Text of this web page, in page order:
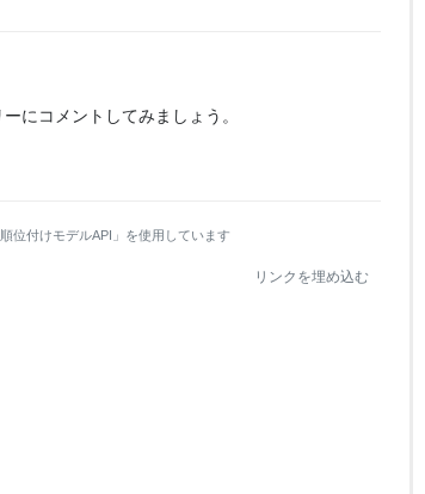
にコメントしてみましょう。
位付けモデルAPI」を使用しています
リンクを埋め込む